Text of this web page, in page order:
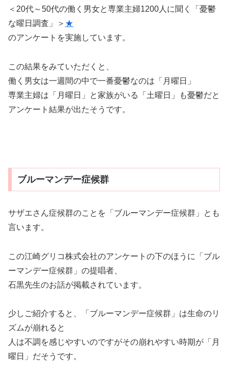
＜20代～50代の働く男女と専業主婦1200人に聞く「憂鬱
な曜日調査」＞ ★
のアンケートを実施しています。
この結果をみていただくと、
働く男女は一週間の中で一番憂鬱なのは「月曜日」
専業主婦は「月曜日」と家族がいる「土曜日」も憂鬱だと
アンケート結果が出たそうです。
ブルーマンデー症候群
サザエさん症候群のことを「ブルーマンデー症候群」とも
言います。
この江崎グリコ株式会社のアンケートの下のほうに「ブル
ーマンデー症候群」の提唱者、
石黒先生のお話が掲載されています。
少しご紹介すると、「ブルーマンデー症候群」は生命のリ
ズムが崩れると
人は不調を感じやすいのですがその崩れやすい時期が「月
曜日」だそうです。